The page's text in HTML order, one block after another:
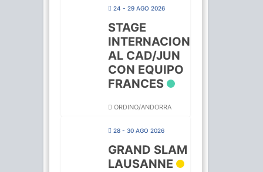
24 - 29 AGO 2026
STAGE
INTERNACION
AL CAD/JUN
CON EQUIPO
FRANCES
ORDINO/ANDORRA
28 - 30 AGO 2026
GRAND SLAM
LAUSANNE